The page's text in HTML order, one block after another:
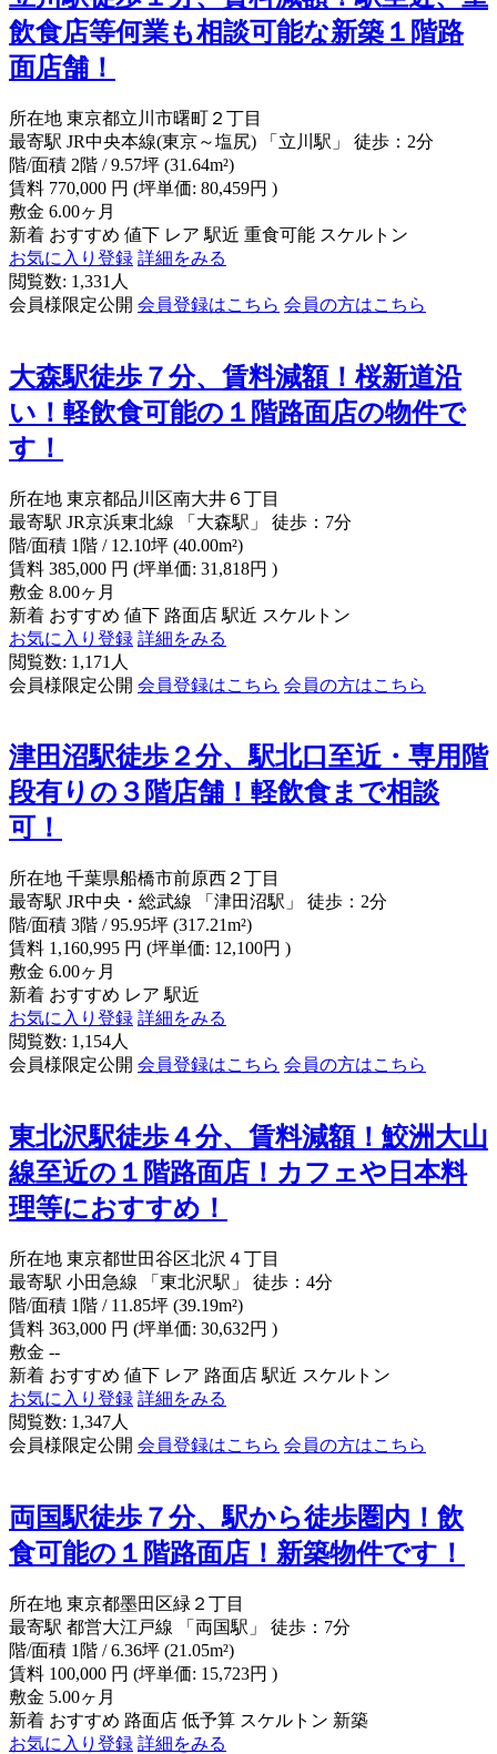
飲食店等何業も相談可能な新築１階路
面店舗！
所在地 東京都立川市曙町２丁目
最寄駅 JR中央本線(東京～塩尻) 「立川駅」 徒歩：2分
階/面積 2階 / 9.57坪 (31.64m²)
賃料 770,000 円 (坪単価: 80,459円 )
敷金 6.00ヶ月
新着 おすすめ 値下 レア 駅近 重食可能 スケルトン
お気に入り登録 詳細をみる
閲覧数: 1,331人
会員様限定公開 会員登録はこちら 会員の方はこちら
大森駅徒歩７分、賃料減額！桜新道沿
い！軽飲食可能の１階路面店の物件で
す！
所在地 東京都品川区南大井６丁目
最寄駅 JR京浜東北線 「大森駅」 徒歩：7分
階/面積 1階 / 12.10坪 (40.00m²)
賃料 385,000 円 (坪単価: 31,818円 )
敷金 8.00ヶ月
新着 おすすめ 値下 路面店 駅近 スケルトン
お気に入り登録 詳細をみる
閲覧数: 1,171人
会員様限定公開 会員登録はこちら 会員の方はこちら
津田沼駅徒歩２分、駅北口至近・専用階
段有りの３階店舗！軽飲食まで相談
可！
所在地 千葉県船橋市前原西２丁目
最寄駅 JR中央・総武線 「津田沼駅」 徒歩：2分
階/面積 3階 / 95.95坪 (317.21m²)
賃料 1,160,995 円 (坪単価: 12,100円 )
敷金 6.00ヶ月
新着 おすすめ レア 駅近
お気に入り登録 詳細をみる
閲覧数: 1,154人
会員様限定公開 会員登録はこちら 会員の方はこちら
東北沢駅徒歩４分、賃料減額！鮫洲大山
線至近の１階路面店！カフェや日本料
理等におすすめ！
所在地 東京都世田谷区北沢４丁目
最寄駅 小田急線 「東北沢駅」 徒歩：4分
階/面積 1階 / 11.85坪 (39.19m²)
賃料 363,000 円 (坪単価: 30,632円 )
敷金 --
新着 おすすめ 値下 レア 路面店 駅近 スケルトン
お気に入り登録 詳細をみる
閲覧数: 1,347人
会員様限定公開 会員登録はこちら 会員の方はこちら
両国駅徒歩７分、駅から徒歩圏内！飲
食可能の１階路面店！新築物件です！
所在地 東京都墨田区緑２丁目
最寄駅 都営大江戸線 「両国駅」 徒歩：7分
階/面積 1階 / 6.36坪 (21.05m²)
賃料 100,000 円 (坪単価: 15,723円 )
敷金 5.00ヶ月
新着 おすすめ 路面店 低予算 スケルトン 新築
お気に入り登録 詳細をみる